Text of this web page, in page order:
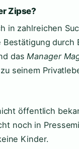
Zipse?
in zahlreichen
dasManager
seinem
öffentlich
noch in
Kinder.